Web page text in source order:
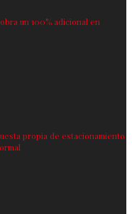
un 100% adicional en
propia de estacionamiento